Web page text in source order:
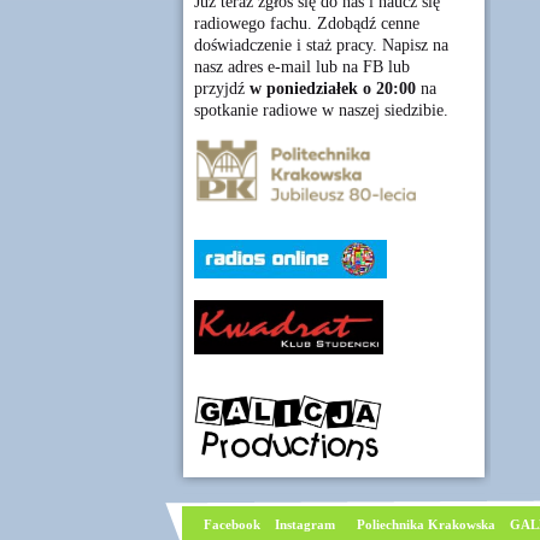
radiowego fachu. Zdobądź cenne
doświadczenie i staż pracy. Napisz na
nasz adres e-mail lub na FB lub
przyjdź w poniedziałek o 20:00na
spotkanie radiowe w naszej siedzibie.
Facebook Instagram Poliechnika Krakowska